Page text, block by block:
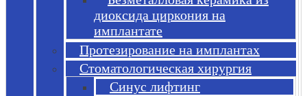
диоксида циркония на
имплантате
Протезирование на имплантах
Стоматологическая хирургия
Синус лифтинг